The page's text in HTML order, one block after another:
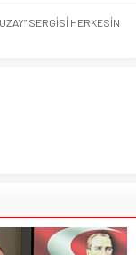
SERGİSİ HERKESİN